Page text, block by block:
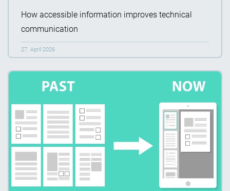
How accessible information improves technical
communication
27. April 2026